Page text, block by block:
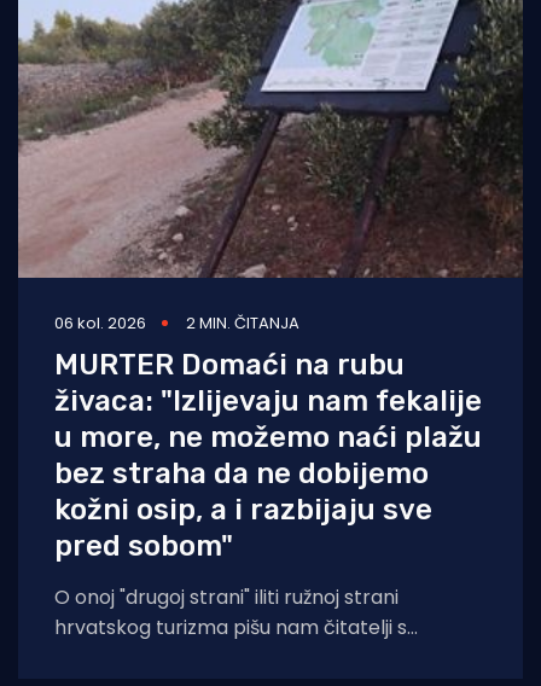
06 kol. 2026 2 MIN. ČITANJA
MURTER Domaći na rubu
živaca: "Izlijevaju nam fekalije
u more, ne možemo naći plažu
bez straha da ne dobijemo
kožni osip, a i razbijaju sve
pred sobom"
O onoj "drugoj strani" iliti ružnoj strani
hrvatskog turizma pišu nam čitatelji s